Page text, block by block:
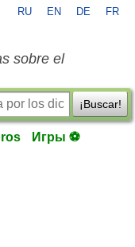
RU EN DE FR
sobre el
¡Buscar!
Игры ⚽